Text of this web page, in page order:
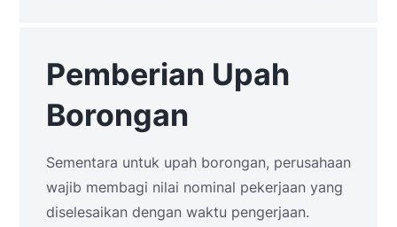
Pemberian Upah
Borongan
Sementara untuk upah borongan, perusahaan
wajib membagi nilai nominal pekerjaan yang
diselesaikan dengan waktu pengerjaan.